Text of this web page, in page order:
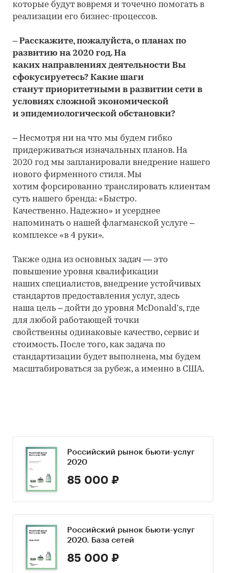
которые будут вовремя и точечно помогать в
реализации его бизнес-процессов.
– Расскажите, пожалуйста, о планах по
развитию на 2020 год. На
каких направлениях деятельности Вы
сфокусируетесь? Какие шаги
станут приоритетными в развитии сети в
условиях сложной экономической
и эпидемиологической обстановки?
– Несмотря ни на что мы будем гибко
придерживаться изначальных планов. На
2020 год мы запланировали внедрение нашего
нового фирменного стиля. Мы
хотим форсированно транслировать клиентам
суть нашего бренда: «Быстро.
Качественно. Надежно» и усерднее
напоминать о нашей флагманской услуге –
комплексе «в 4 руки».
Также одна из основных задач — это
повышение уровня квалификации
наших специалистов, внедрение устойчивых
стандартов предоставления услуг, здесь
наша цель – дойти до уровня McDonald’s, где
для любой работающей точки
свойственны одинаковые качество, сервис и
стоимость. После того, как задача по
стандартизации будет выполнена, мы будем
масштабироваться за рубеж, а именно в США.
Российский рынок бьюти-услуг
2020
85 000 ₽
Российский рынок бьюти-услуг
2020. База сетей
85 000 ₽